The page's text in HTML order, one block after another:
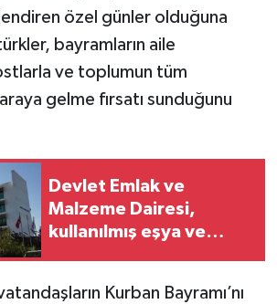
özel günler olduğuna
bayramların aile
ve toplumun tüm
gelme fırsatı sunduğunu
Devlet Emlak ve
Malzeme Dairesi,
kullanılmış eşya ve
Kurban Bayramı’nı